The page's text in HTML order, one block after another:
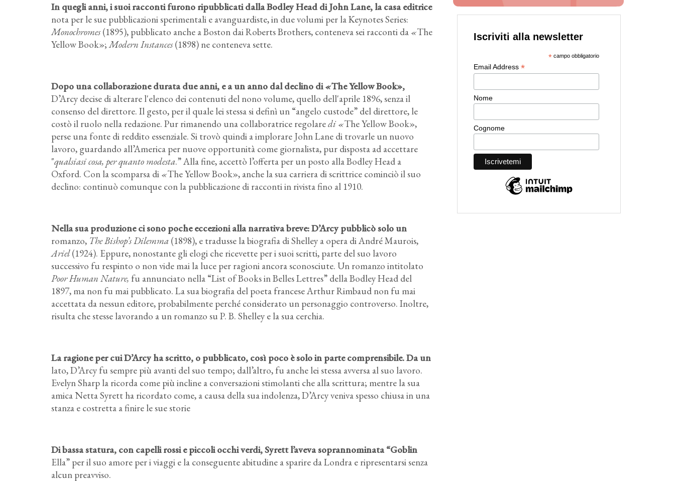
In quegli anni, i suoi racconti furono ripubblicati dalla Bodley Head di John Lane, la casa editrice
nota per le sue pubblicazioni sperimentali e avanguardiste, in due volumi per la Keynotes Series:
Monochromes(1895), pubblicato anche a Boston dai Roberts Brothers, conteneva sei racconti da «The
Yellow Book»;Modern Instances(1898) ne conteneva sette.
Dopo una collaborazione durata due anni, e a un anno dal declino di«The Yellow Book»,
D’Arcy decise di alterare l'elenco dei contenuti del nono volume, quello dell'aprile 1896, senza il
consenso del direttore. Il gesto, per il quale lei stessa si definì un “angelo custode” del direttore, le
costò il ruolo nella redazione. Pur rimanendo una collaboratrice regolaredi «The Yellow Book»,
perse una fonte di reddito essenziale. Si trovò quindi a implorare John Lane di trovarle un nuovo
lavoro, guardando all’America per nuove opportunità come giornalista, pur disposta ad accettare
"qualsiasi cosa, per quanto modesta.” Alla fine, accettò l’offerta per un posto alla Bodley Head a
Oxford. Con la scomparsa di «The Yellow Book», anche la sua carriera di scrittrice cominciò il suo
declino: continuò comunque con la pubblicazione di racconti in rivista fino al 1910.
Nella sua produzione ci sono poche eccezioni alla narrativa breve: D’Arcy pubblicò solo un
romanzo, The Bishop’s Dilemma (1898), e tradusse la biografia di Shelley a opera di André Maurois,
Ariel(1924). Eppure, nonostante gli elogi che ricevette per i suoi scritti, parte del suo lavoro
successivo fu respinto o non vide mai la luce per ragioni ancora sconosciute. Un romanzo intitolato
Poor Human Nature, fu annunciato nella “List of Books in Belles Lettres” della Bodley Head del
1897, ma non fu mai pubblicato. La sua biografia del poeta francese Arthur Rimbaud non fu mai
accettata da nessun editore, probabilmente perché considerato un personaggio controverso. Inoltre,
risulta che stesse lavorando a un romanzo su P. B. Shelley e la sua cerchia.
La ragione per cui D’Arcy ha scritto, o pubblicato, così poco è solo in parte comprensibile. Da un
lato, D’Arcy fu sempre più avanti del suo tempo; dall’altro, fu anche lei stessa avversa al suo lavoro.
Evelyn Sharp la ricorda come più incline a conversazioni stimolanti che alla scrittura; mentre la sua
amica Netta Syrett ha ricordato come, a causa della sua indolenza, D’Arcy veniva spesso chiusa in una
stanza e costretta a finire le sue storie
Di bassa statura, con capelli rossi e piccoli occhi verdi, Syrett l’aveva soprannominata “Goblin
Ella” per il suo amore per i viaggi e la conseguente abitudine a sparire da Londra e ripresentarsi senza
alcun preavviso.